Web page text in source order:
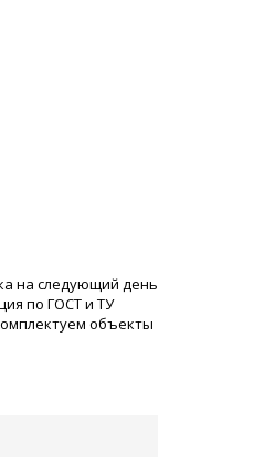
на следующий день
по ГОСТ и ТУ
объекты